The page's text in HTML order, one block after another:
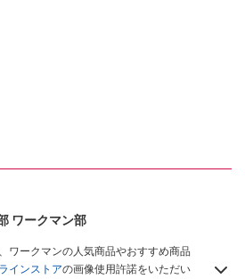
ワークマン部
ワークマンの人気商品やおすすめ商品
インストアの画像使用許諾をいただい